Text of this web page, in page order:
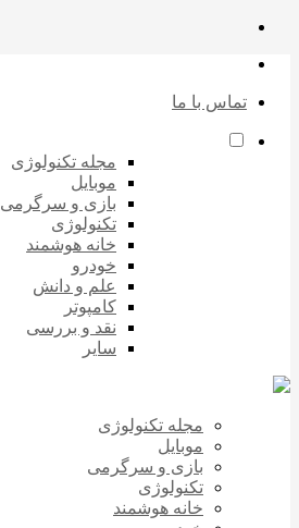
تماس با ما
مجله تکنولوژی
موبایل
بازی و سرگرمی
تکنولوژی
خانه هوشمند
خودرو
علم و دانش
کامپوتر
نقد و بررسی
سایر
مجله تکنولوژی
موبایل
بازی و سرگرمی
تکنولوژی
خانه هوشمند